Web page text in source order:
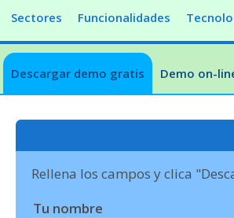
Sectores Funcionalidades
Descargar demo gratis Demo on-
Rellena los campos y clica
Tu nombre